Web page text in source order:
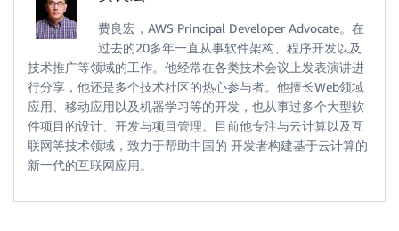
费良宏，AWS Principal Developer Advocate。在
过去的20多年一直从事软件架构、程序开发以及
技术推广等领域的工作。他经常在各类技术会议上发表演讲进
行分享，他还是多个技术社区的热心参与者。他擅长Web领域
应用、移动应用以及机器学习等的开发，也从事过多个大型软
件项目的设计、开发与项目管理。目前他专注与云计算以及互
联网等技术领域，致力于帮助中国的 开发者构建基于云计算的
新一代的互联网应用。